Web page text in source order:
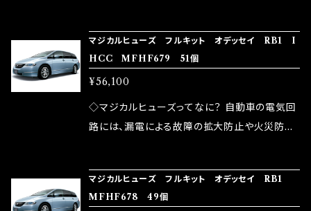
など、これらの効果は、タウンユースだけでなく、
モータースポーツシーンでの実証実験の上、 製
品化を果たしております。
ズが、マジカルヒューズになります。 ◇マジカル
ヒューズの効果 マジカルヒューズは放電防止効
果・接触抵抗低減効果により、このような効果を
発揮します。 ・アクセルレスポンスの向上 ・アイ
ドリング安定化（静粛性UP） ・ターボ車のターボ
など、これらの効果は、タウンユースだけでなく、
モータースポーツシーンでの実証実験の上、 製
路として、各回路への電力供給を行っています。
しかし、ヒューズには拭い去れない欠点があり
ます。 1.溶接回路であるため、配線と比較し抵抗
が大きい。 2.金属部分が露出している為、空気
中に漏電してしまう。 3.金属プレートが接触する
ズが、マジカルヒューズになります。 ◇マジカル
ヒューズの効果 マジカルヒューズは放電防止効
マジカルヒューズ フルキット オデッセイ RB1 I
HCC MFHF679 51個
¥56,100
◇マジカルヒューズってなに？ 自動車の電気回
路には、漏電による故障の拡大防止や火災防止
路として、各回路への電力供給を行っています。
しかし、ヒューズには拭い去れない欠点があり
マジカルヒューズ フルキット オデッセイ RB1
MFHF678 49個